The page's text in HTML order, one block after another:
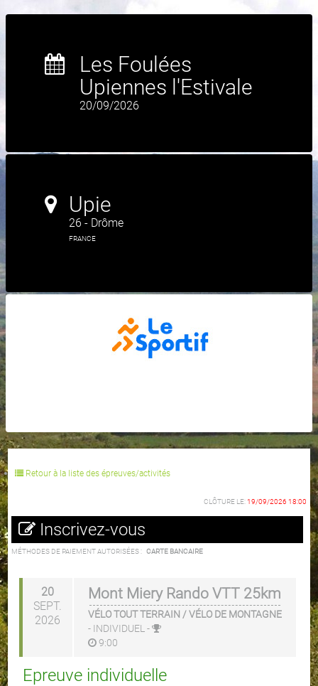
Les Foulées
Upiennes l'Estivale
20/09/2026
Upie
26 - Drôme
FRANCE
Retour à la liste des épreuves/activités
CLÔTURE LE:19/09/2026 18:00
Inscrivez-vous
MÉTHODES DE PAIEMENT AUTORISÉES : CARTE BANCAIRE
20
SEPT.
2026
Mont Miery Rando VTT 25km
VÉLO TOUT TERRAIN / VÉLO DE MONTAGNE
- INDIVIDUEL -
9:00
Epreuve individuelle